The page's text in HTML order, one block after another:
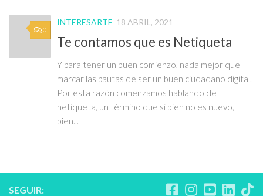
0
INTERESARTE 18 ABRIL, 2021
Te contamos que es Netiqueta
Y para tener un buen comienzo, nada mejor que
marcar las pautas de ser un buen ciudadano digital.
Por esta razón comenzamos hablando de
netiqueta, un término que si bien no es nuevo,
bien...
SEGUIR: